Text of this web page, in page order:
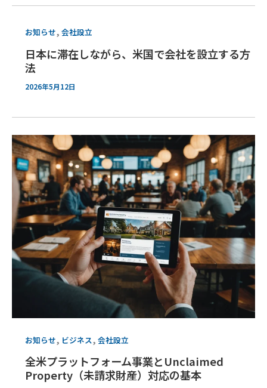
お知らせ, 会社設立
日本に滞在しながら、米国で会社を設立する方
法
2026年5月12日
お知らせ, ビジネス, 会社設立
全米プラットフォーム事業とUnclaimed
Property（未請求財産）対応の基本